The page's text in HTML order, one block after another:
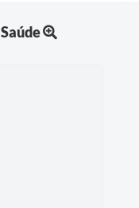
Saúde